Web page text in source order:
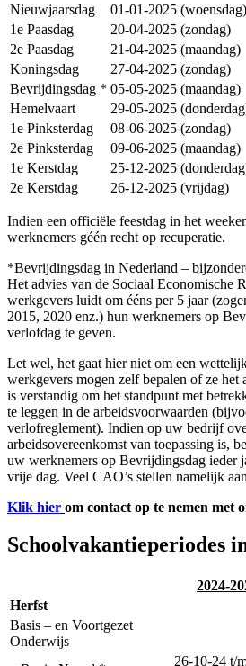
Nieuwjaarsdag
01-01-2025 (woensdag)
1e Paasdag
20-04-2025 (zondag)
2e Paasdag
21-04-2025 (maandag)
Koningsdag
27-04-2025 (zondag)
Bevrijdingsdag * 05-05-2025 (maandag)
Hemelvaart
29-05-2025
1e Pinksterdag
08-06-2025 (zondag)
2e Pinksterdag
09-06-2025 (maandag)
1e Kerstdag
25-12-2025
2e Kerstdag
26-12-2025 (vrijdag)
Indien een officiële feestdag in het
werknemers géén recht op recuperatie.
*Bevrijdingsdag in Nederland –
Het advies van de Sociaal Economische
werkgevers luidt om ééns per 5 jaar
2015, 2020 enz.) hun werknemers op
verlofdag te geven.
Let wel, het gaat hier niet om een
werkgevers mogen zelf bepalen of ze
is verstandig om het standpunt met
te leggen in de arbeidsvoorwaarden
verlofreglement). Indien op uw bedrijf
arbeidsovereenkomst van toepassing is,
uw werknemers op Bevrijdingsdag ieder
vrije dag. Veel CAO’s stellen namelijk
Klik hier om contact op te nemen met
Schoolvakantieperiodes
2024-
Herfst
Basis – en Voortgezet
Onderwijs
26-10-24 t/